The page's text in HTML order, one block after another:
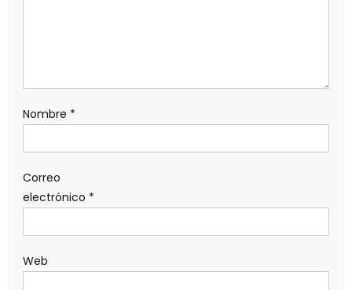
Nombre *
Correo
electrónico *
Web